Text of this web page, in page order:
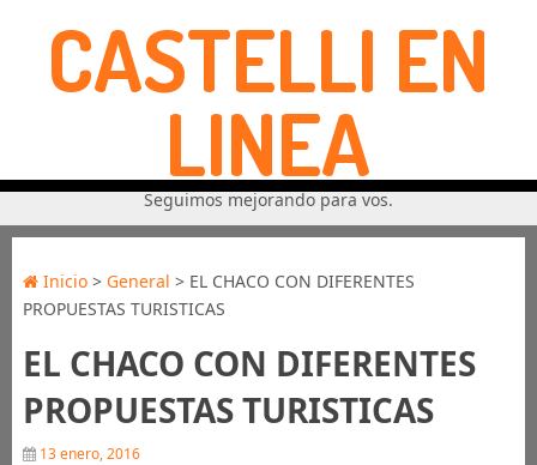
CASTELLI EN
LINEA
Seguimos mejorando para vos.
Inicio> General > EL CHACO CON DIFERENTES
PROPUESTAS TURISTICAS
EL CHACO CON DIFERENTES
PROPUESTAS TURISTICAS
13 enero, 2016